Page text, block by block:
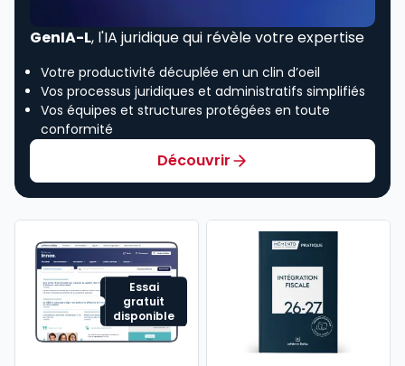
GenIA-L, l'IA juridique qui révèle votre expertise
Votre productivité décuplée en un clin d’oeil
Vos processus juridiques et administratifs simplifiés
Vos équipes et structures protégées en toute
conformité
Découvrir
Essai
gratuit
disponible